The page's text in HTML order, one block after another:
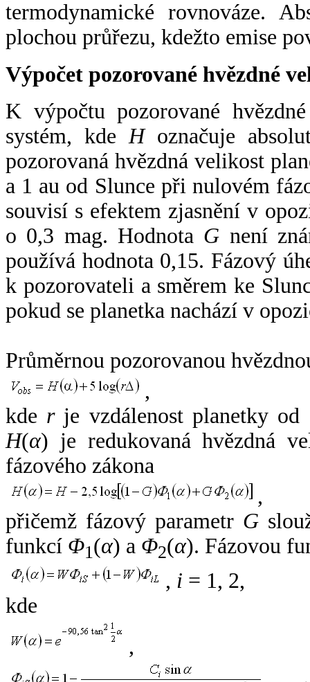
termodynamické rovnováze.
plochou průřezu, kdežto emise
Výpočet pozorované hvězdné
K výpočtu pozorované
systém, kde Hoznačuje
pozorovaná hvězdná velikost
a 1 au od Slunce při nulovém
souvisí s efektem zjasnění v
o 0,3 mag. Hodnota G není
používá hodnota 0,15. Fázový
k pozorovateli a směrem ke
pokud se planetka nachází v
Průměrnou pozorovanou
,
kde rje vzdálenost planetky od
H(α) je redukovaná hvězdná
fázového zákona
,
přičemž fázový parametr G
funkcí Φ1(α) a Φ2(α). Fázovou
, i = 1, 2,
kde
,